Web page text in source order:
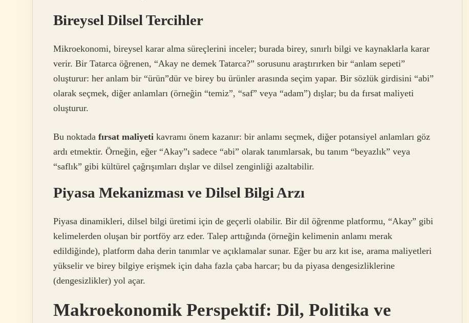
Bireysel Dilsel Tercihler
Mikroekonomi, bireysel karar alma süreçlerini inceler; burada birey, sınırlı bilgi ve kaynaklarla karar
verir. Bir Tatarca öğrenen, “Akay ne demek Tatarca?” sorusunu araştırırken bir “anlam sepeti”
oluşturur: her anlam bir “ürün”dür ve birey bu ürünler arasında seçim yapar. Bir sözlük girdisini “abi”
olarak seçmek, diğer anlamları (örneğin “temiz”, “saf” veya “adam”) dışlar; bu da fırsat maliyeti
oluşturur.
Bu noktada fırsat maliyeti kavramı önem kazanır: bir anlamı seçmek, diğer potansiyel anlamları göz
ardı etmektir. Örneğin, eğer “Akay”ı sadece “abi” olarak tanımlarsak, bu tanım “beyazlık” veya
“saflık” gibi kültürel çağrışımları dışlar ve dilsel zenginliği azaltabilir.
Piyasa Mekanizması ve Dilsel Bilgi Arzı
Piyasa dinamikleri, dilsel bilgi üretimi için de geçerli olabilir. Bir dil öğrenme platformu, “Akay” gibi
kelimelerden oluşan bir portföy arz eder. Talep arttığında (örneğin kelimenin anlamı merak
edildiğinde), platform daha derin tanımlar ve açıklamalar sunar. Eğer bu arz kıt ise, arama maliyetleri
yükselir ve birey bilgiye erişmek için daha fazla çaba harcar; bu da piyasa dengesizliklerine
(dengesizlikler) yol açar.
Makroekonomik Perspektif: Dil, Politika ve